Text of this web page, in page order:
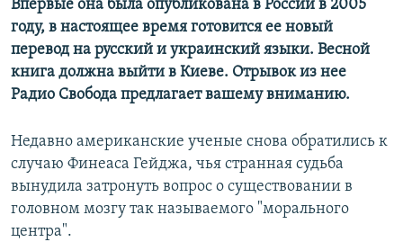
Впервые она была опубликована в России в 2005
году, в настоящее время готовится ее новый
перевод на русский и украинский языки. Весной
книга должна выйти в Киеве. Отрывок из нее
Радио Свобода предлагает вашему вниманию.
Недавно американские ученые снова обратились к
случаю Финеаса Гейджа, чья странная судьба
вынудила затронуть вопрос о существовании в
головном мозгу так называемого "морального
центра".